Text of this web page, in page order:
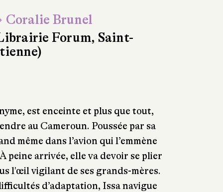
Coralie Brunel
Forum, Saint-
est enceinte et plus que tout,
au Cameroun. Poussée par sa
même dans l’avion qui l’emmène
peine arrivée, elle va devoir se plier
l'œil vigilant de ses grands-mères.
d’adaptation, Issa navigue